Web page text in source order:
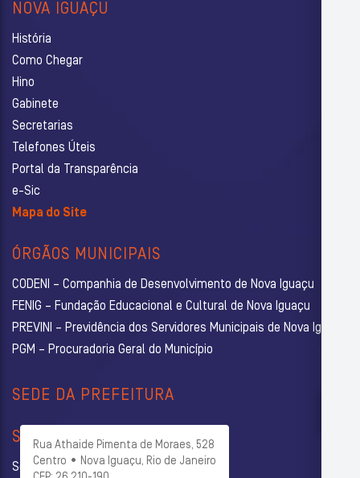
NOVA IGUAÇU
História
Como Chegar
Hino
Gabinete
Secretarias
Telefones Úteis
Portal da Transparência
e-Sic
Mapa do Site
ÓRGÃOS MUNICIPAIS
CODENI – Companhia de Desenvolvimento de Nova Iguaçu
FENIG – Fundação Educacional e Cultural de Nova Iguaçu
PREVINI – Previdência dos Servidores Municipais de Nova Iguaçu
PGM – Procuradoria Geral do Município
SEDE DA PREFEITURA
Rua Athaide Pimenta de Moraes, 528
Centro • Nova Iguaçu, Rio de Janeiro
SECRETARIAS
Secretaria Municipal de Administração